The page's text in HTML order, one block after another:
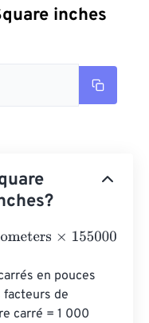
inches
×1550003100.0062
en pouces
de
carré = 1 000